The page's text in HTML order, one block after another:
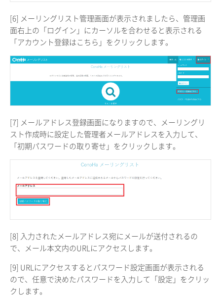
[6] メーリングリスト管理画面が表示されましたら、管理画
面右上の「ログイン」にカーソルを合わせると表示される
「アカウント登録はこちら」をクリックします。
[7] メールアドレス登録画面になりますので、メーリングリ
スト作成時に設定した管理者メールアドレスを入力して、
「初期パスワードの取り寄せ」をクリックします。
[8] 入力されたメールアドレス宛にメールが送付されるの
で、メール本文内のURLにアクセスします。
[9] URLにアクセスするとパスワード設定画面が表示される
ので、任意で決めたパスワードを入力して「設定」をクリッ
クします。